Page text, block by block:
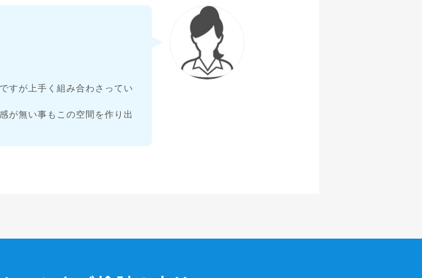
すが上手く組み合わさってい
が無い事もこの空間を作り出